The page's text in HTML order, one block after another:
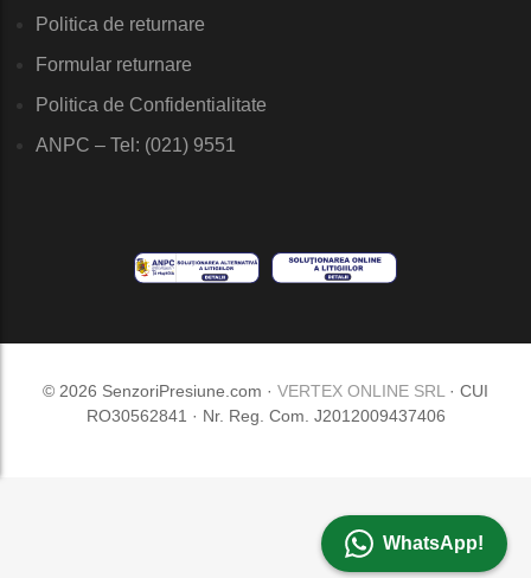
WhatsApp!
Politica de returnare
Formular returnare
Politica de Confidentialitate
ANPC – Tel: (021) 9551
© 2026 SenzoriPresiune.com · VERTEX ONLINE SRL · CUI
RO30562841 · Nr. Reg. Com. J2012009437406